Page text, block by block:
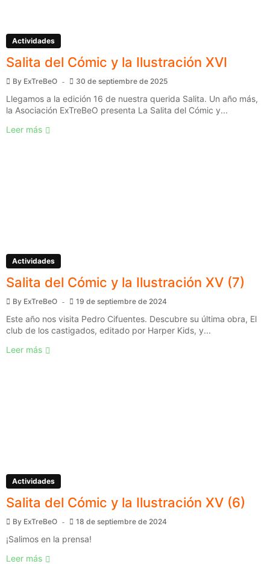
Actividades
Salita del Cómic y la Ilustración XVI
By ExTreBeO 30 de septiembre de 2025
Llegamos a la edición 16 de nuestra querida Salita. Un año más,
la Asociación ExTreBeO presenta La Salita del Cómic y...
Leer más
Actividades
Salita del Cómic y la Ilustración XV (7)
By ExTreBeO 19 de septiembre de 2024
Este año nos visita Pedro Cifuentes. Descubre su última obra, El
club de los castigados, editado por Harper Kids, y...
Leer más
Actividades
Salita del Cómic y la Ilustración XV (6)
By ExTreBeO 18 de septiembre de 2024
¡Salimos en la prensa!
Leer más